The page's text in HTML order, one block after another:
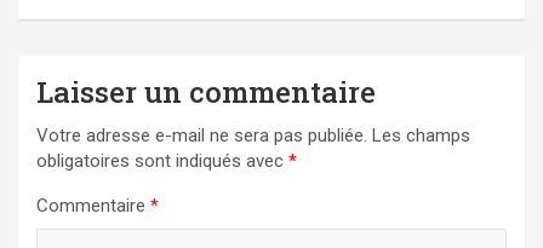
Laisser un commentaire
Votre adresse e-mail ne sera pas publiée. Les champs
obligatoires sont indiqués avec *
Commentaire *